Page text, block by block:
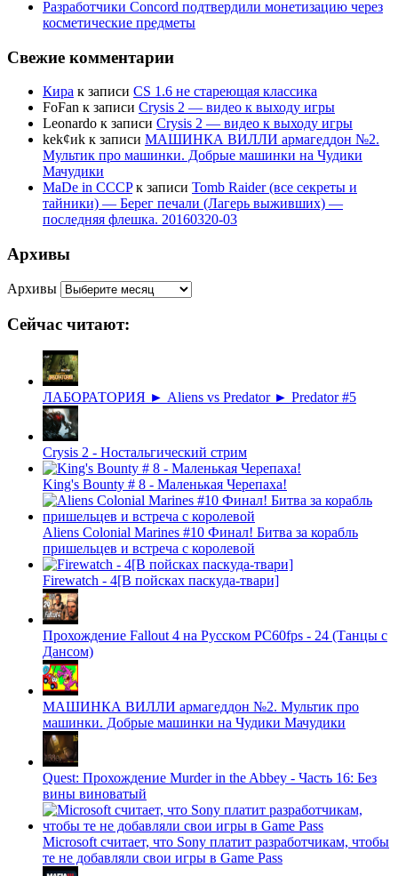
Разработчики Concord подтвердили монетизацию через
косметические предметы
Свежие комментарии
Кира к записи CS 1.6 не стареющая классика
FoFan к записи Crysis 2 — видео к выходу игры
Leonardo к записи Crysis 2 — видео к выходу игры
kek¢иk к записи МАШИНКА ВИЛЛИ армагеддон №2.
Мультик про машинки. Добрые машинки на Чудики
Мачудики
MaDe in CCCPк записи Tomb Raider (все секреты и
тайники) — Берег печали (Лагерь выживших) —
последняя флешка. 20160320-03
Архивы
Архивы
Сейчас читают:
ЛАБОРАТОРИЯ ► Aliens vs Predator ► Predator #5
Crysis 2 - Ностальгический стрим
King's Bounty # 8 - Маленькая Черепаха!
Aliens Colonial Marines #10 Финал! Битва за корабль
пришельцев и встреча с королевой
Firewatch - 4[В пойсках паскуда-твари]
Прохождение Fallout 4 на Русском PС60fps - 24 (Танцы с
Дансом)
МАШИНКА ВИЛЛИ армагеддон №2. Мультик про
машинки. Добрые машинки на Чудики Мачудики
Quest: Прохождение Murder in the Abbey - Часть 16: Без
вины виноватый
Microsoft считает, что Sony платит разработчикам, чтобы
те не добавляли свои игры в Game Pass